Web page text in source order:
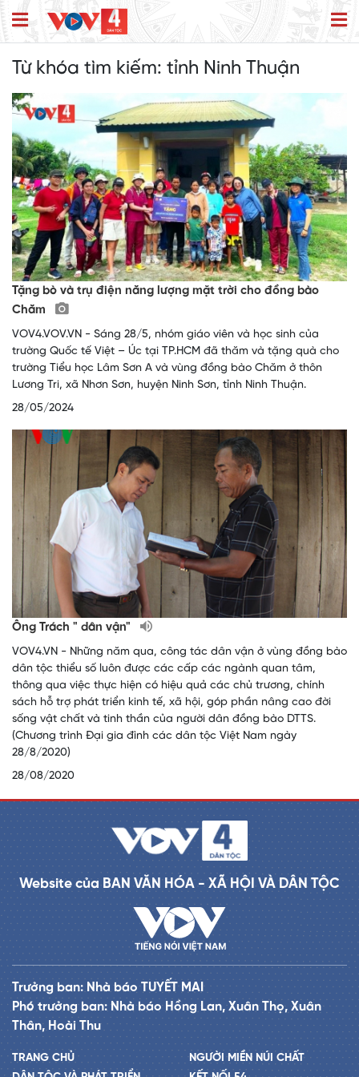
Từ khóa tìm kiếm: tỉnh Ninh Thuận
Tặng bò và trụ điện năng lượng mặt trời cho đồng bào
Chăm
VOV4.VOV.VN - Sáng 28/5, nhóm giáo viên và học sinh của
trường Quốc tế Việt – Úc tại TP.HCM đã thăm và tặng quà cho
trường Tiểu học Lâm Sơn A và vùng đồng bào Chăm ở thôn
Lương Tri, xã Nhơn Sơn, huyện Ninh Sơn, tỉnh Ninh Thuận.
28/05/2024
Ông Trách " dân vận"
VOV4.VN - Những năm qua, công tác dân vận ở vùng đồng bào
dân tộc thiểu số luôn được các cấp các ngành quan tâm,
thông qua việc thực hiện có hiệu quả các chủ trương, chính
sách hỗ trợ phát triển kinh tế, xã hội, góp phần nâng cao đời
sống vật chất và tinh thần của người dân đồng bào DTTS.
(Chương trình Đại gia đình các dân tộc Việt Nam ngày
28/8/2020)
28/08/2020
Website của BAN VĂN HÓA - XÃ HỘI VÀ DÂN TỘC
Trưởng ban: Nhà báo TUYẾT MAI
Phó trưởng ban: Nhà báo Hồng Lan, Xuân Thọ, Xuân
Thân, Hoài Thu
TRANG CHỦ
NGƯỜI MIỀN NÚI CHẤT